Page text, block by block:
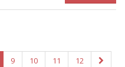
9 10 11 12